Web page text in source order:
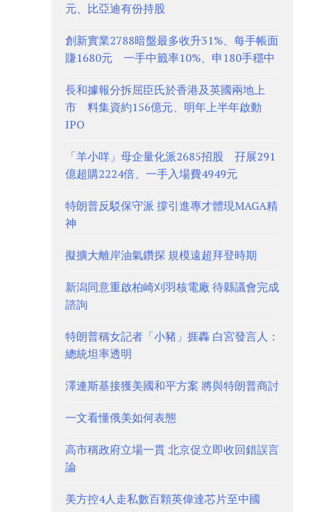
元、比亞迪有份持股
創新實業2788暗盤最多收升31%、每手帳面
賺1680元 一手中籤率10%、申180手穩中
長和據報分拆屈臣氏於香港及英國兩地上
市 料集資約156億元、明年上半年啟動
IPO
「羊小咩」母企量化派2685招股 孖展291
億超購2224倍、一手入場費4949元
特朗普反駁保守派 撐引進專才體現MAGA精
神
擬擴大離岸油氣鑽探 規模遠超拜登時期
新潟同意重啟柏崎刈羽核電廠 待縣議會完成
諮詢
特朗普稱女記者「小豬」捱轟 白宮發言人：
總統坦率透明
澤連斯基接獲美國和平方案 將與特朗普商討
一文看懂俄美如何表態
高市稱政府立場一貫 北京促立即收回錯誤言
論
美方控4人走私數百顆英偉達芯片至中國